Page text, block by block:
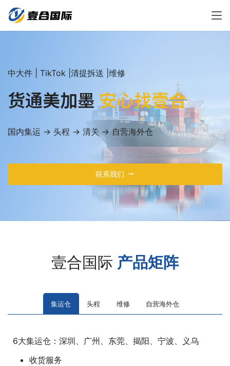
中大件 | TikTok |清提拆送 |维修
货通美加墨安心找壹合
国内集运 → 头程 → 清关 → 自营海外仓
联系我们 arrow_right_alt
壹合国际 产品矩阵
集运仓 头程 维修 自营海外仓
6大集运仓：深圳、广州、东莞、揭阳、宁波、义乌
收货服务